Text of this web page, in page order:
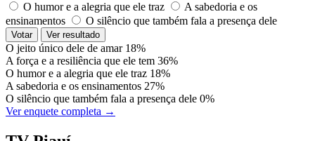
O humor e a alegria que ele traz
A sabedoria e os
ensinamentos
O silêncio que também fala a presença dele
Votar Ver resultado
O jeito único dele de amar 18%
A força e a resiliência que ele tem 36%
O humor e a alegria que ele traz 18%
A sabedoria e os ensinamentos 27%
O silêncio que também fala a presença dele 0%
Ver enquete completa →